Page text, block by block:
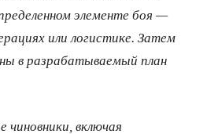
элементе боя —
или логистике. Затем
в разрабатываемый план
чиновники, включая